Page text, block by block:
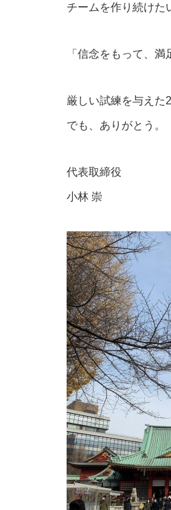
チームを作り続けた
「信念をもって、
厳しい試練を与えた
でも、ありがとう。
代表取締役
小林 崇